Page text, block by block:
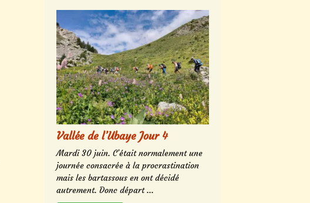
Vallée de l’Ubaye Jour 4
Mardi 30 juin. C’était normalement une
journée consacrée à la procrastination
mais les bartassous en ont décidé
autrement. Donc départ ...